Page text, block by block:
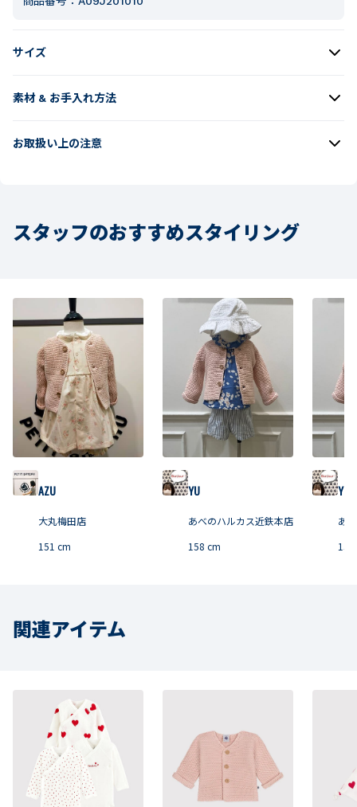
サイズ
素材 & お手入れ方法
お取扱い上の注意
スタッフのおすすめスタイリング
AZU
大丸梅田店
151 cm
YU
あべのハルカス近鉄本店
158 cm
YU
あ
158
関連アイテム